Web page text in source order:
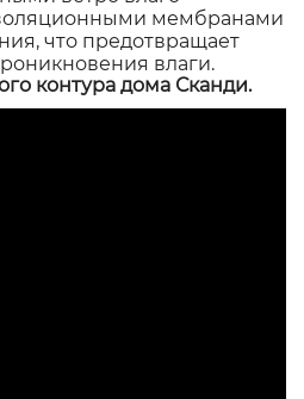
мембранами
что предотвращает
влаги.
контура дома Сканди.